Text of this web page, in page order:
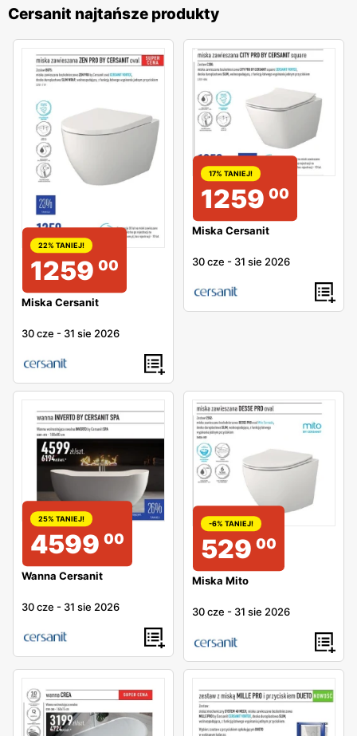
Cersanit najtańsze produkty
22% TANIEJ!
1259 00
Miska Cersanit
30 cze - 31 sie 2026
17% TANIEJ!
1259 00
Miska Cersanit
30 cze - 31 sie 2026
25% TANIEJ!
4599 00
Wanna Cersanit
30 cze - 31 sie 2026
-6% TANIEJ!
529 00
Miska Mito
30 cze - 31 sie 2026